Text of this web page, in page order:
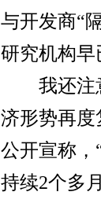
与开发商“
研究机构早
我还注意
济形势再度
公开宣称，
持续2个多